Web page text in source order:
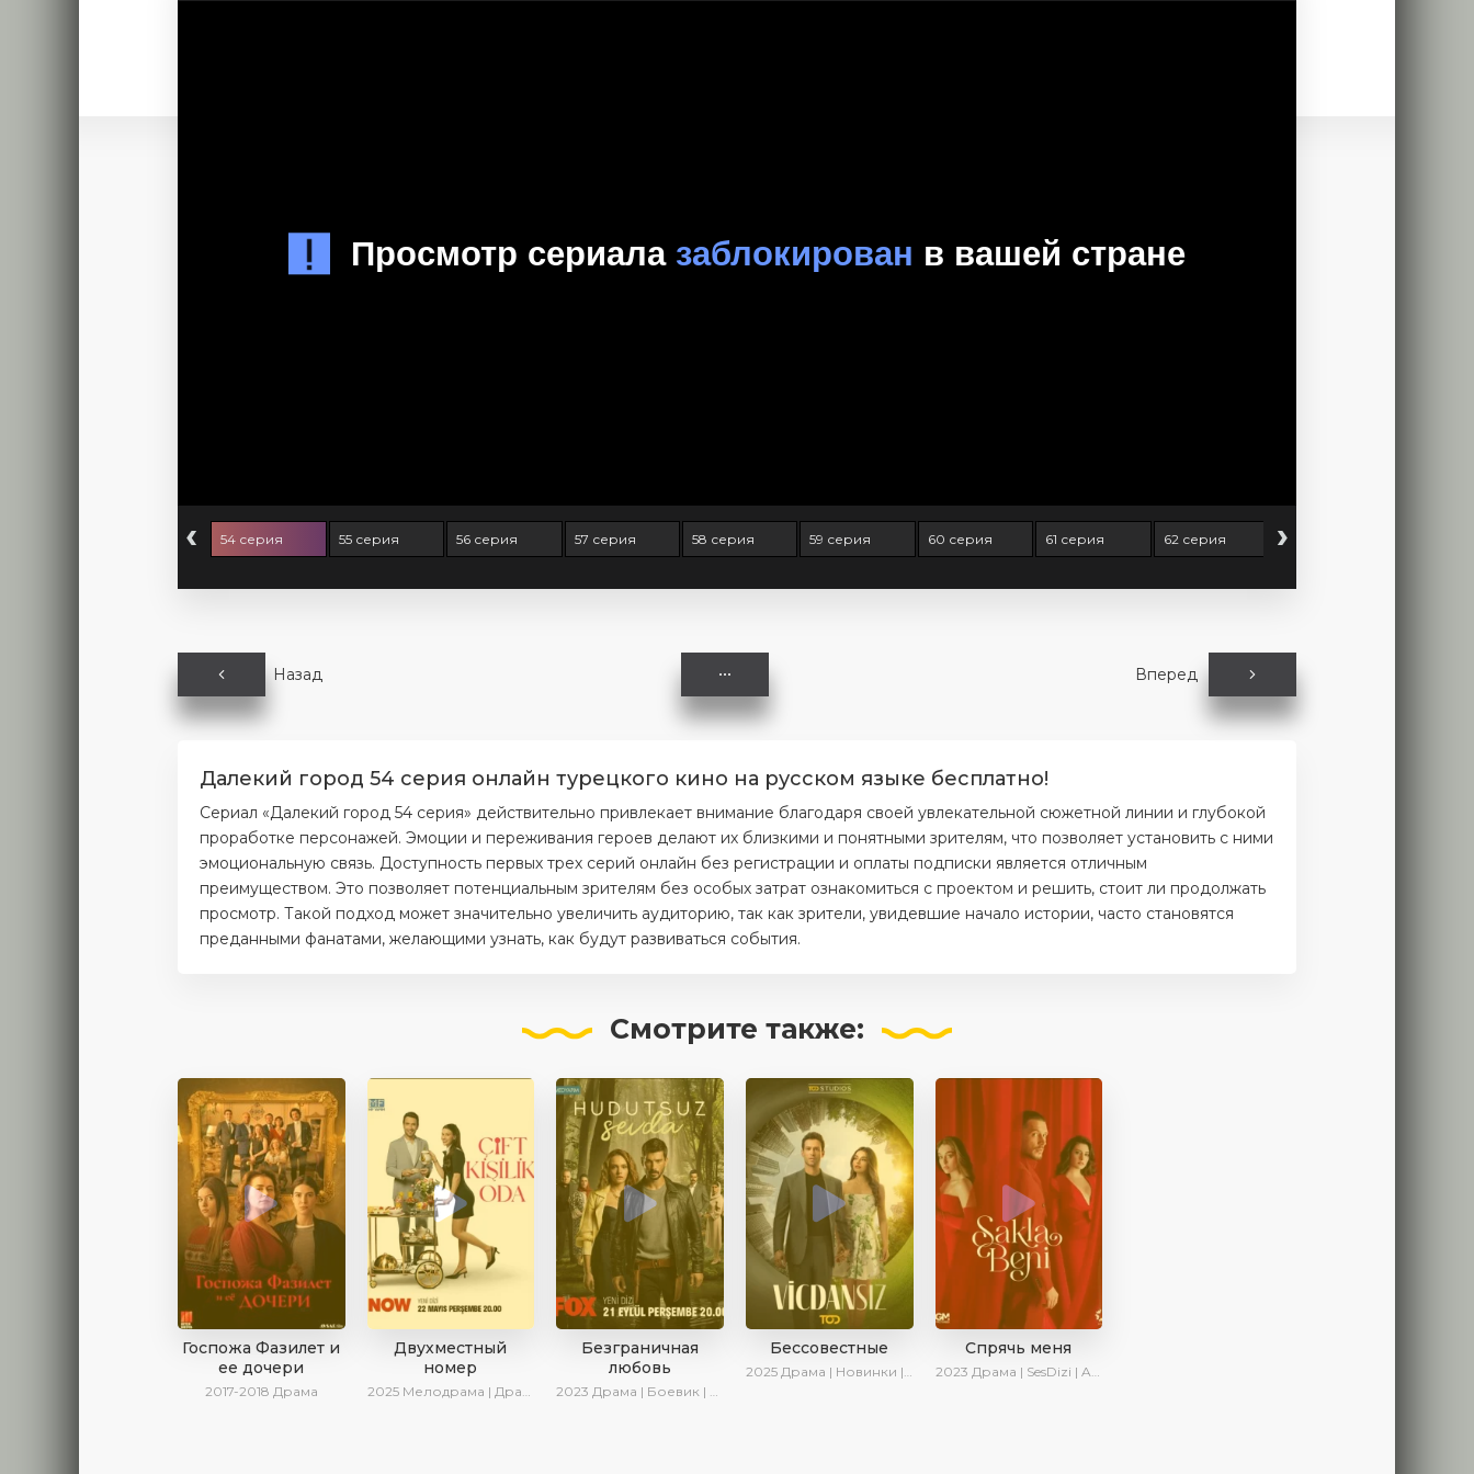
‹ 54 серия 55 серия 56 серия 57 серия 58 серия 59 серия 60 серия 61 серия 62 серия 63 серия
›
Назад Вперед
Далекий город 54 серия онлайн турецкого кино на русском языке бесплатно!
Сериал «Далекий город 54 серия» действительно привлекает внимание благодаря своей увлекательной сюжетной линии и глубокой
проработке персонажей. Эмоции и переживания героев делают их близкими и понятными зрителям, что позволяет установить с ними
эмоциональную связь. Доступность первых трех серий онлайн без регистрации и оплаты подписки является отличным
преимуществом. Это позволяет потенциальным зрителям без особых затрат ознакомиться с проектом и решить, стоит ли продолжать
просмотр. Такой подход может значительно увеличить аудиторию, так как зрители, увидевшие начало истории, часто становятся
преданными фанатами, желающими узнать, как будут развиваться события.
Смотрите также:
Госпожа Фазилет и
ее дочери
2017-2018 Драма
Двухместный
номер
2025 Мелодрама | Драма | Комедия | AlisaDirilis | Новинки | Сериалы 2025
Безграничная
любовь
2023 Драма | Боевик | Криминал | SesDizi | Сериалы 2023
Бессовестные
2025 Драма | Новинки | Сериалы 2025
Спрячь меня
2023 Драма | SesDizi | AveTurk | AlisaDirilis | Сериалы 2023